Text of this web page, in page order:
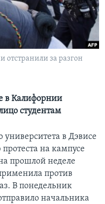
отстранили за разгон
в Калифорнии
студентам
в Дэвисе
на кампусе
прошлой неделе
против
В понедельник
начальника